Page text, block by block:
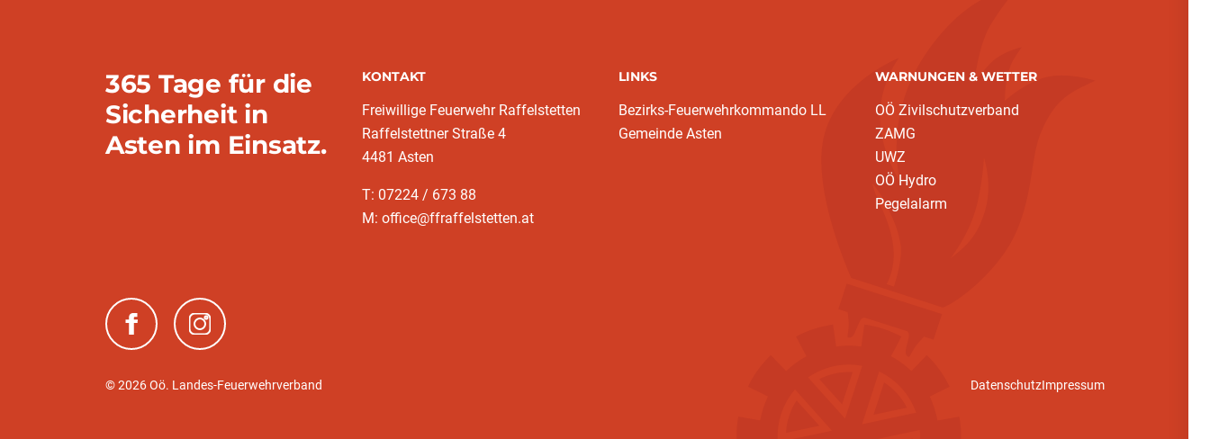
365 Tage für die
Sicherheit in
Asten im Einsatz.
KONTAKT
Freiwillige Feuerwehr Raffelstetten
Raffelstettner Straße 4
4481 Asten
T: 07224 / 673 88
M: office@ffraffelstetten.at
LINKS
Bezirks-Feuerwehrkommando LL
Gemeinde Asten
WARNUNGEN & WETTER
OÖ Zivilschutzverband
ZAMG
UWZ
OÖ Hydro
Pegelalarm
(neues Fenster)(neues Fenster)
© 2026 Oö. Landes-Feuerwehrverband DatenschutzImpressum